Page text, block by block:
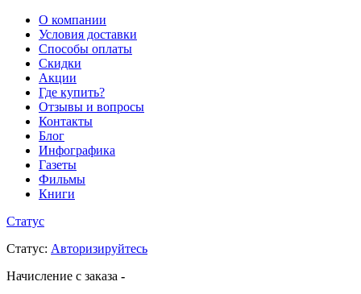
О компании
Условия доставки
Способы оплаты
Скидки
Акции
Где купить?
Отзывы и вопросы
Контакты
Блог
Инфографика
Газеты
Фильмы
Книги
Статус
Статус: Авторизируйтесь
Начисление с заказа -